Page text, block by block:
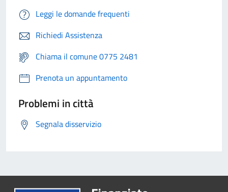
Leggi le domande frequenti
Richiedi Assistenza
Chiama il comune 0775 2481
Prenota un appuntamento
Problemi in città
Segnala disservizio